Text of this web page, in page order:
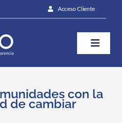
Acceso Cliente
Toggle
con la
de cambiar